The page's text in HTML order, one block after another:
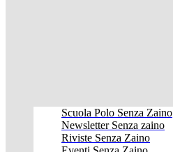
Scuola Polo Senza Zaino
Newsletter Senza zaino
Riviste Senza Zaino